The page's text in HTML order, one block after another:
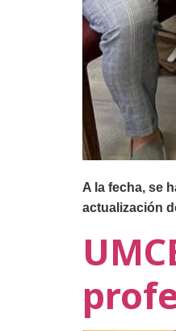
A la fecha, se
actualización